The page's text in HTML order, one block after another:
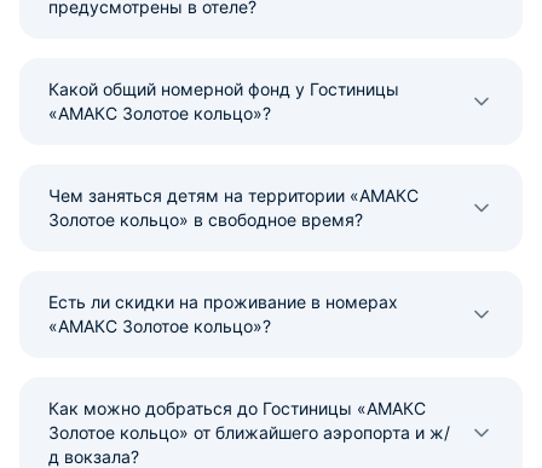
предусмотрены в отеле?
Какой общий номерной фонд у Гостиницы
«АМАКС Золотое кольцо»?
Чем заняться детям на территории «АМАКС
Золотое кольцо» в свободное время?
Есть ли скидки на проживание в номерах
«АМАКС Золотое кольцо»?
Как можно добраться до Гостиницы «АМАКС
Золотое кольцо» от ближайшего аэропорта и ж/
д вокзала?